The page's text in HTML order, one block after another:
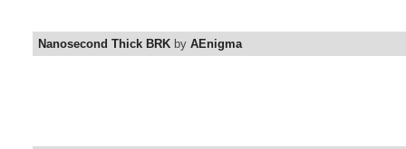
Nanosecond Thick BRK by AEnigma